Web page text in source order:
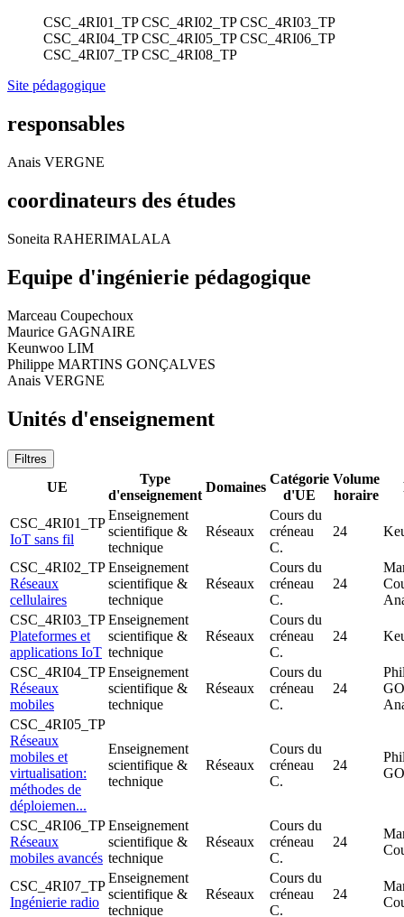
CSC_4RI01_TP CSC_4RI02_TP CSC_4RI03_TP
CSC_4RI04_TP CSC_4RI05_TP CSC_4RI06_TP
CSC_4RI07_TP CSC_4RI08_TP
Site pédagogique
responsables
Anais VERGNE
coordinateurs des études
Soneita RAHERIMALALA
Equipe d'ingénierie pédagogique
Marceau Coupechoux
Maurice GAGNAIRE
Keunwoo LIM
Philippe MARTINS GONÇALVES
Anais VERGNE
Unités d'enseignement
Filtres
UE
Type
d'enseignement
Domaines
Catégorie
d'UE
Volume
horaire
CSC_4RI01_TP
IoT sans fil
Enseignement
scientifique &
technique
Réseaux
Cours du
créneau
C.
24
CSC_4RI02_TP
Réseaux
cellulaires
Enseignement
scientifique &
technique
Réseaux
Cours du
créneau
C.
24
CSC_4RI03_TP
Plateformes et
applications IoT
Enseignement
scientifique &
technique
Réseaux
Cours du
créneau
C.
24
CSC_4RI04_TP
Réseaux
mobiles
Enseignement
scientifique &
technique
Réseaux
Cours du
créneau
C.
24
CSC_4RI05_TP
Réseaux
mobiles et
virtualisation:
méthodes de
déploiemen...
Enseignement
scientifique &
technique
Réseaux
Cours du
créneau
C.
24
CSC_4RI06_TP
Réseaux
mobiles avancés
Enseignement
scientifique &
technique
Réseaux
Cours du
créneau
C.
24
CSC_4RI07_TP
Ingénierie radio
Enseignement
scientifique &
technique
Réseaux
Cours du
créneau
C.
24